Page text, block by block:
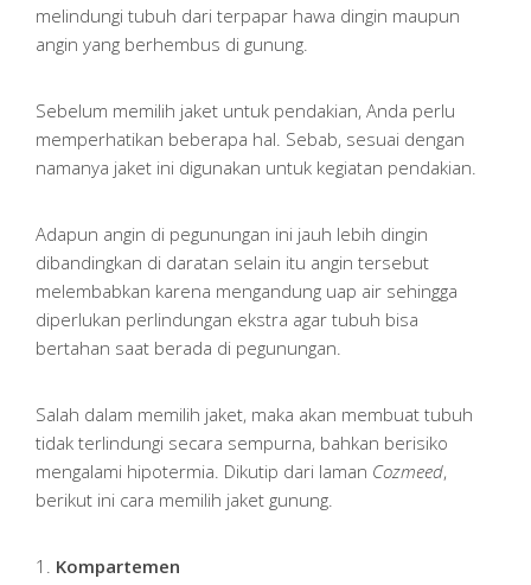
melindungi tubuh dari terpapar hawa dingin maupun
angin yang berhembus di gunung.
Sebelum memilih jaket untuk pendakian, Anda perlu
memperhatikan beberapa hal. Sebab, sesuai dengan
namanya jaket ini digunakan untuk kegiatan pendakian.
Adapun angin di pegunungan ini jauh lebih dingin
dibandingkan di daratan selain itu angin tersebut
melembabkan karena mengandung uap air sehingga
diperlukan perlindungan ekstra agar tubuh bisa
bertahan saat berada di pegunungan.
Salah dalam memilih jaket, maka akan membuat tubuh
tidak terlindungi secara sempurna, bahkan berisiko
mengalami hipotermia. Dikutip dari laman Cozmeed,
berikut ini cara memilih jaket gunung.
1. Kompartemen